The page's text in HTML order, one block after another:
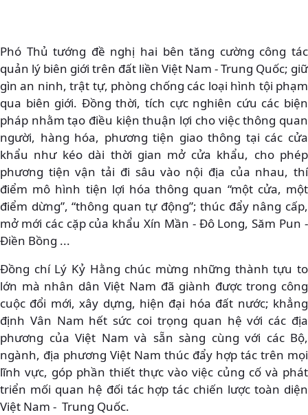
Phó Thủ tướng đề nghị hai bên tăng cường công tác
quản lý biên giới trên đất liền Việt Nam - Trung Quốc; giữ
gìn an ninh, trật tự, phòng chống các loại hình tội phạm
qua biên giới. Đồng thời, tích cực nghiên cứu các biện
pháp nhằm tạo điều kiện thuận lợi cho việc thông quan
người, hàng hóa, phương tiện giao thông tại các cửa
khẩu như kéo dài thời gian mở cửa khẩu, cho phép
phương tiện vận tải đi sâu vào nội địa của nhau, thí
điểm mô hình tiện lợi hóa thông quan “một cửa, một
điểm dừng”, “thông quan tự động”; thúc đẩy nâng cấp,
mở mới các cặp của khẩu Xín Mần - Đô Long, Săm Pun -
Điền Bồng ...
Đồng chí Lý Kỷ Hằng chúc mừng những thành tựu to
lớn mà nhân dân Việt Nam đã giành được trong công
cuộc đổi mới, xây dựng, hiện đại hóa đất nước; khẳng
định Vân Nam hết sức coi trọng quan hệ với các địa
phương của Việt Nam và sẵn sàng cùng với các Bộ,
ngành, địa phương Việt Nam thúc đẩy hợp tác trên mọi
lĩnh vực, góp phần thiết thực vào việc củng cố và phát
triển mối quan hệ đối tác hợp tác chiến lược toàn diện
Việt Nam - Trung Quốc.